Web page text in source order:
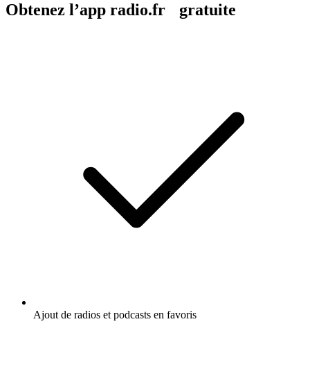
Obtenez l’app radio.fr gratuite
Ajout de radios et podcasts en favoris